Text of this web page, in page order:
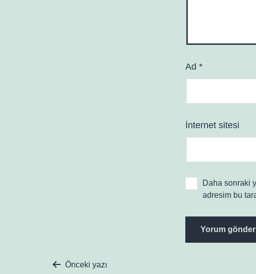
Ad *
İnternet sitesi
Daha sonraki
adresim bu
Önceki yazı